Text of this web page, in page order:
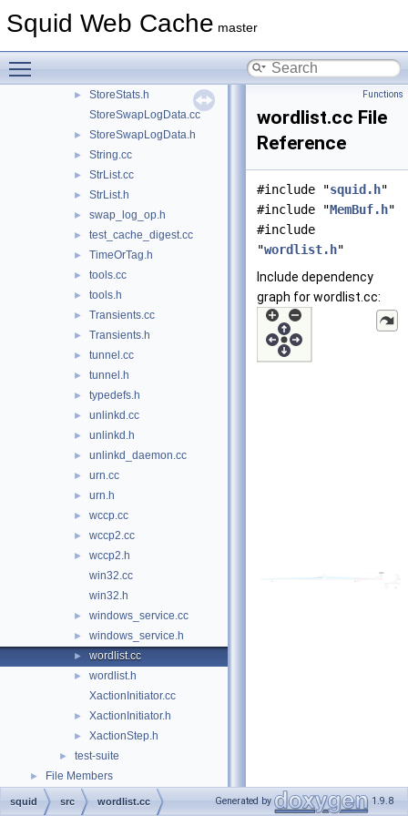
Squid Web Cache master
StoreIOState.cc
StoreIOState.h
► StoreSearch.h
►
StoreStats.h
StoreSwapLogData.cc
► StoreSwapLogData.h
► String.cc
► StrList.cc
► StrList.h
► swap_log_op.h
► test_cache_digest.cc
► TimeOrTag.h
► tools.cc
► tools.h
► Transients.cc
► Transients.h
► tunnel.cc
► tunnel.h
► typedefs.h
► unlinkd.cc
► unlinkd.h
► unlinkd_daemon.cc
► urn.cc
► urn.h
► wccp.cc
► wccp2.cc
►
wccp2.h
win32.cc
win32.h
► windows_service.cc
► windows_service.h
► wordlist.cc
►
wordlist.h
XactionInitiator.cc
► XactionInitiator.h
► XactionStep.h
► test-suite
► File Members
Functions
wordlist.cc File
Reference
#include "squid.h"
#include "MemBuf.h"
#include
"wordlist.h"
Include dependency
graph for wordlist.cc:
squid src wordlist.cc Generated by 1.9.8